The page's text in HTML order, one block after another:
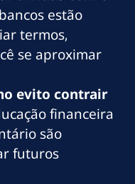
estão
termos,
se aproximar
evito contrair
financeira
são
futuros